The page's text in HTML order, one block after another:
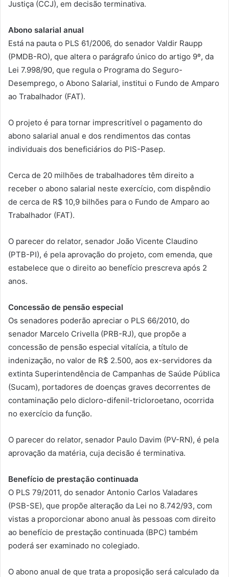
Justiça (CCJ), em decisão terminativa.
Abono salarial anual
Está na pauta o PLS 61/2006, do senador Valdir Raupp
(PMDB-RO), que altera o parágrafo único do artigo 9º, da
Lei 7.998/90, que regula o Programa do Seguro-
Desemprego, o Abono Salarial, institui o Fundo de Amparo
ao Trabalhador (FAT).
O projeto é para tornar imprescritível o pagamento do
abono salarial anual e dos rendimentos das contas
individuais dos beneficiários do PIS-Pasep.
Cerca de 20 milhões de trabalhadores têm direito a
receber o abono salarial neste exercício, com dispêndio
de cerca de R$ 10,9 bilhões para o Fundo de Amparo ao
Trabalhador (FAT).
O parecer do relator, senador João Vicente Claudino
(PTB-PI), é pela aprovação do projeto, com emenda, que
estabelece que o direito ao benefício prescreva após 2
anos.
Concessão de pensão especial
Os senadores poderão apreciar o PLS 66/2010, do
senador Marcelo Crivella (PRB-RJ), que propõe a
concessão de pensão especial vitalícia, a título de
indenização, no valor de R$ 2.500, aos ex-servidores da
extinta Superintendência de Campanhas de Saúde Pública
(Sucam), portadores de doenças graves decorrentes de
contaminação pelo dicloro-difenil-tricloroetano, ocorrida
no exercício da função.
O parecer do relator, senador Paulo Davim (PV-RN), é pela
aprovação da matéria, cuja decisão é terminativa.
Benefício de prestação continuada
O PLS 79/2011, do senador Antonio Carlos Valadares
(PSB-SE), que propõe alteração da Lei no 8.742/93, com
vistas a proporcionar abono anual às pessoas com direito
ao benefício de prestação continuada (BPC) também
poderá ser examinado no colegiado.
O abono anual de que trata a proposição será calculado da